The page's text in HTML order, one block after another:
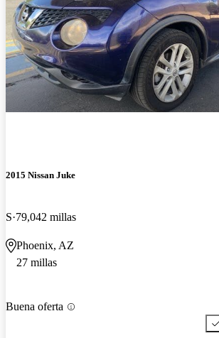
2015 Nissan Juke
S 79,042 millas
Phoenix, AZ
27 millas
Buena oferta